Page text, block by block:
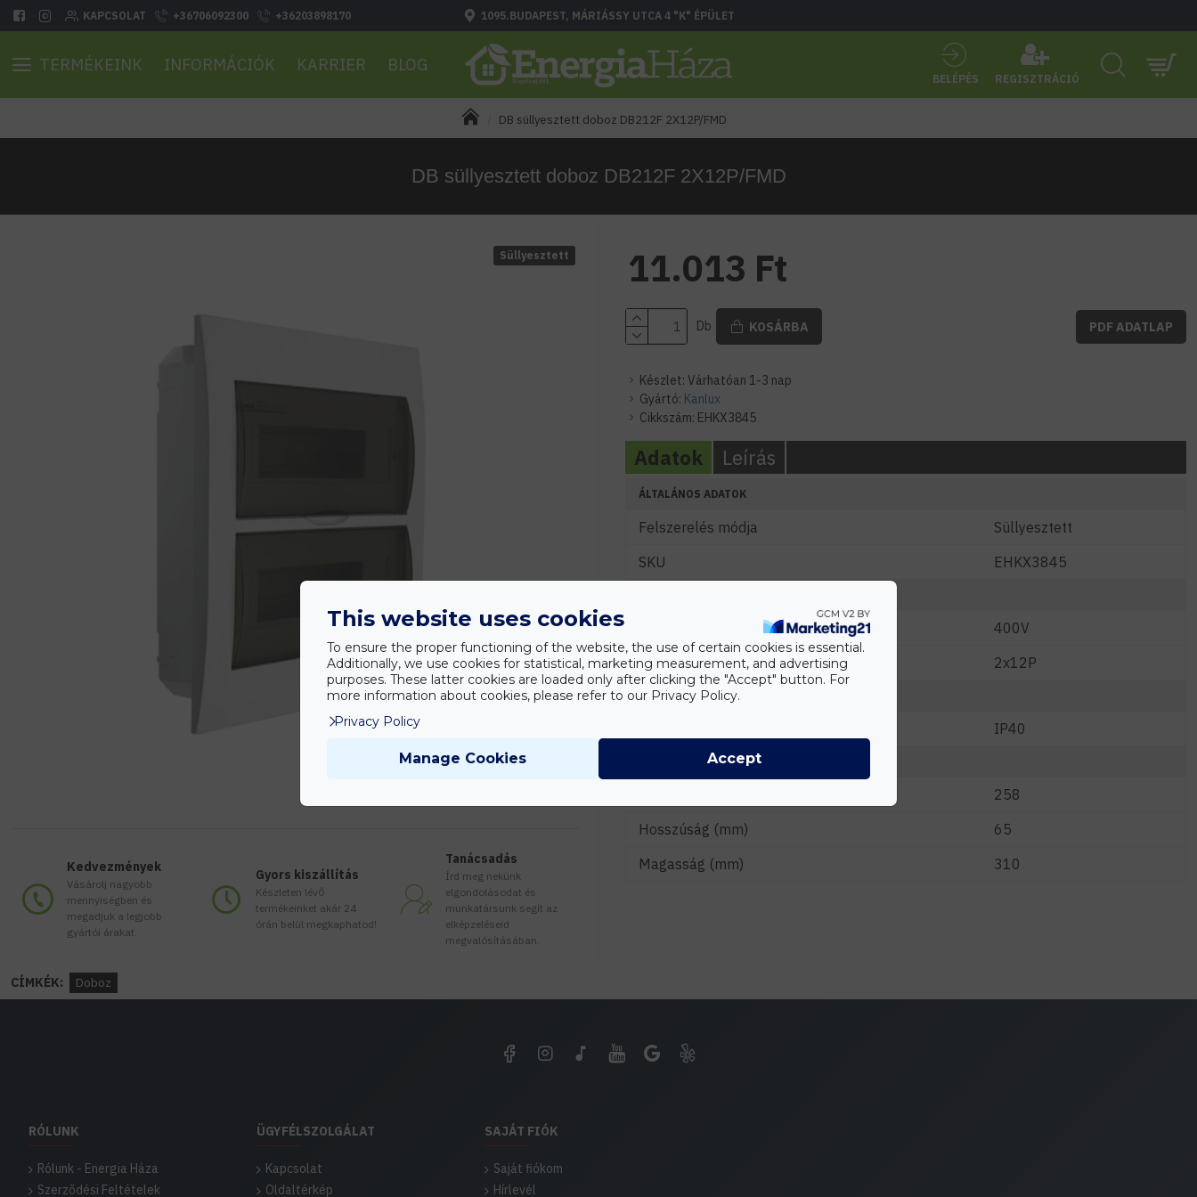
KAPCSOLAT +36706092300 +36203898170 1095.BUDAPEST, MÁRIÁSSY UTCA 4 "K" ÉPÜLET
TERMÉKEINK INFORMÁCIÓK KARRIER BLOG
BELÉPÉS REGISZTRÁCIÓ
DB süllyesztett doboz DB212F 2X12P/FMD
DB süllyesztett doboz DB212F 2X12P/FMD
Süllyesztett
Kedvezmények
Vásárolj nagyobb
mennyiségben és
megadjuk a legjobb
gyártói árakat.
Gyors kiszállítás
Készleten lévő
termékeinket akár 24
órán belül megkaphatod!
Tanácsadás
Írd meg nekünk
elgondolásodat és
munkatársunk segít az
elképzeléseid
megvalósításában.
Készlet: Várhatóan 1-3 nap
Gyártó: Kanlux
Cikkszám: EHKX3845
11.013 Ft
Db KOSÁRBA PDF ADATLAP
Adatok Leírás
ÁLTALÁNOS ADATOK
Felszerelés módja
Süllyesztett
SKU
EHKX3845
Névleges feszültség (V)
400V
Modulok
2x12P
KÖRNYEZETI ADATOK
IP40
258
Hosszúság (mm)
65
Magasság (mm)
310
CÍMKÉK: Doboz
RÓLUNK
Rólunk - Energia Háza
Szerződési Feltételek
ÜGYFÉLSZOLGÁLAT
Kapcsolat
Oldaltérkép
SAJÁT FIÓK
Saját fiókom
Hírlevél
This website uses cookies
To ensure the proper functioning of the website, the use of certain cookies is essential.
Additionally, we use cookies for statistical, marketing measurement, and advertising
purposes. These latter cookies are loaded only after clicking the "Accept" button. For
more information about cookies, please refer to our Privacy Policy.
Privacy Policy
Manage Cookies Accept